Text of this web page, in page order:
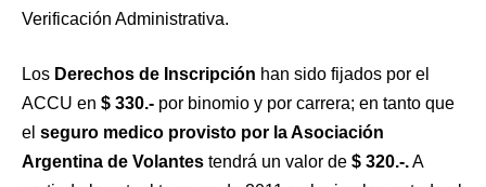
Verificación Administrativa.
Los Derechos de Inscripción han sido fijados por el
ACCU en $ 330.- por binomio y por carrera; en tanto que
el seguro medico provisto por la Asociación
Argentina de Volantes tendrá un valor de $ 320.-.A